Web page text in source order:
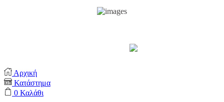
Αρχική
Κατάστημα
0 Καλάθι